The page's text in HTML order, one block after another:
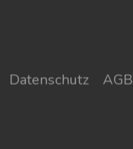
Datenschutz AGB